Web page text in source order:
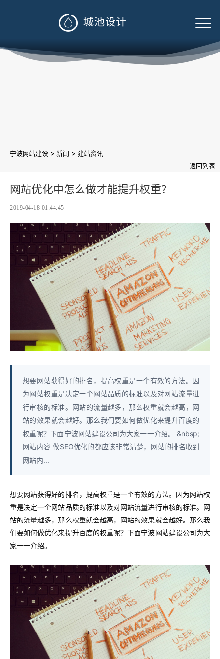

宁波网站建设 > 新闻 > 建站资讯
返回列表
网站优化中怎么做才能提升权重？
2019-04-18 01:44:45
想要网站获得好的排名，提高权重是一个有效的方法。因
为网站权重是决定一个网站品质的标准以及对网站流量进
行审核的标准。网站的流量越多，那么权重就会越高，网
站的效果就会越好。那么我们要如何做优化来提升百度的
权重呢？下面宁波网站建设公司为大家一一介绍。 &nbsp;
网站内容 做SEO优化的都应该非常清楚，网站的排名收到
网站内...
想要网站获得好的排名，提高权重是一个有效的方法。因为网站权
重是决定一个网站品质的标准以及对网站流量进行审核的标准。网
站的流量越多，那么权重就会越高，网站的效果就会越好。那么我
们要如何做优化来提升百度的权重呢？下面宁波网站建设公司为大
家一一介绍。